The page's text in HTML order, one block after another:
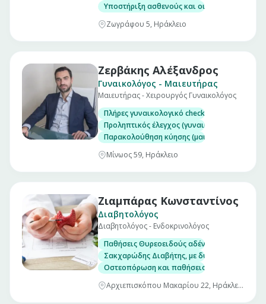
Υποστήριξη ασθενούς και οικογένειας
Ζωγράφου 5, Ηράκλειο
Ζερβάκης Αλέξανδρος
Γυναικολόγος - Μαιευτήρας
Μαιευτήρας - Χειρουργός Γυναικολόγος
Πλήρες γυναικολογικό check up (επίσκεψη)
Προληπτικός έλεγχος (γυναικολογικός
Παρακολούθηση κύησης (μαιευτικός
Μίνωος 59, Ηράκλειο
Ζιαμπάρας Κωνσταντίνος
Διαβητολόγος
Διαβητολόγος - Ενδοκρινολόγος
Παθήσεις Θυρεοειδούς αδένα, με
Σακχαρώδης Διαβήτης, με δυνατότητα
Οστεοπόρωση και παθήσεις μεταβολισμού
Αρχιεπισκόπου Μακαρίου 22, Ηράκλειο